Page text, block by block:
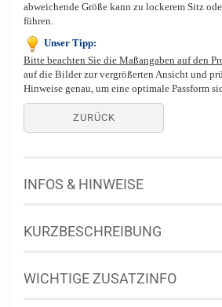
abweichende Größe kann zu lockerem Sitz
führen.
Unser Tipp:
Bitte beachten Sie die Maßangaben auf den
auf die Bilder zur vergrößerten Ansicht und
Hinweise genau, um eine optimale Passform
ZURÜCK
INFOS & HINWEISE
KURZBESCHREIBUNG
WICHTIGE ZUSATZINFO